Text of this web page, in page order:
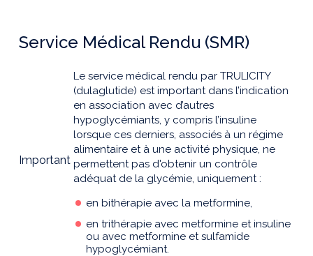
Service Médical Rendu (SMR)
Important
Le service médical rendu par TRULICITY
(dulaglutide) est important dans l’indication
en association avec d’autres
hypoglycémiants, y compris l’insuline
lorsque ces derniers, associés à un régime
alimentaire et à une activité physique, ne
permettent pas d'obtenir un contrôle
adéquat de la glycémie, uniquement :
en bithérapie avec la metformine,
en trithérapie avec metformine et insuline
ou avec metformine et sulfamide
hypoglycémiant.